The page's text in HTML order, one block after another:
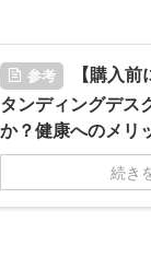
参考
【購入
タンディングデス
か？健康へのメリ
続き